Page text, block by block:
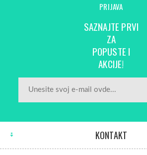
PRIJAVA
SAZNAJTE PRVI
ZA
POPUSTE I
AKCIJE!
KONTAKT